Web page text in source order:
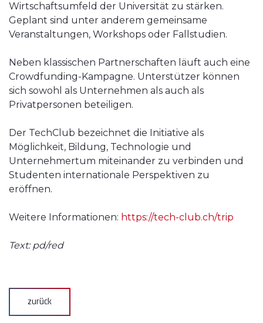
Wirtschaftsumfeld der Universität zu stärken.
Geplant sind unter anderem gemeinsame
Veranstaltungen, Workshops oder Fallstudien.
Neben klassischen Partnerschaften läuft auch eine
Crowdfunding-Kampagne. Unterstützer können
sich sowohl als Unternehmen als auch als
Privatpersonen beteiligen.
Der TechClub bezeichnet die Initiative als
Möglichkeit, Bildung, Technologie und
Unternehmertum miteinander zu verbinden und
Studenten internationale Perspektiven zu
eröffnen.
Weitere Informationen: https://tech-club.ch/trip
Text: pd/red
zurück